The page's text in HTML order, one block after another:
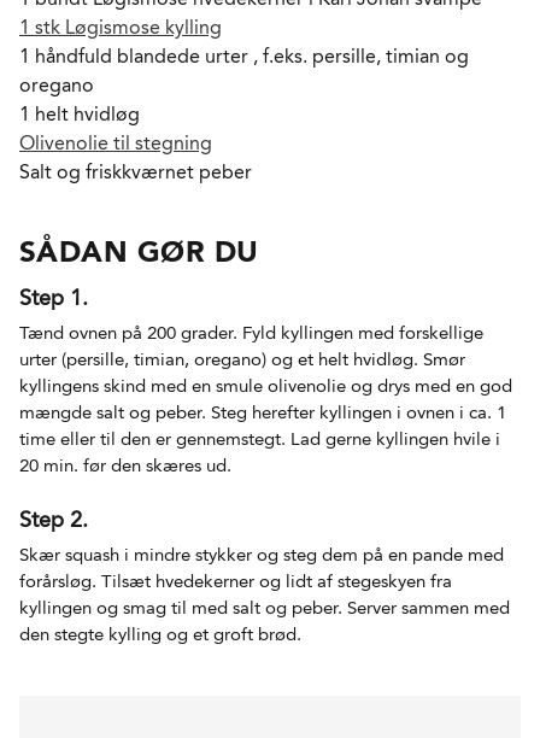
1 stk Løgismose kylling
1 håndfuld blandede urter , f.eks. persille, timian og
oregano
1 helt hvidløg
Olivenolie til stegning
Salt og friskkværnet peber
SÅDAN GØR DU
Step 1.
Tænd ovnen på 200 grader. Fyld kyllingen med forskellige
urter (persille, timian, oregano) og et helt hvidløg. Smør
kyllingens skind med en smule olivenolie og drys med en god
mængde salt og peber. Steg herefter kyllingen i ovnen i ca. 1
time eller til den er gennemstegt. Lad gerne kyllingen hvile i
20 min. før den skæres ud.
Step 2.
Skær squash i mindre stykker og steg dem på en pande med
forårsløg. Tilsæt hvedekerner og lidt af stegeskyen fra
kyllingen og smag til med salt og peber. Server sammen med
den stegte kylling og et groft brød.